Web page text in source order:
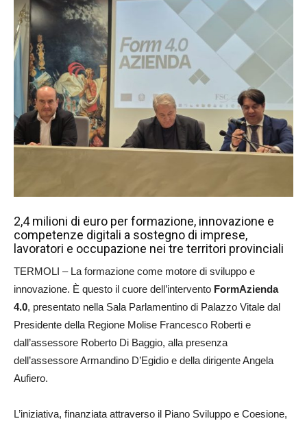
2,4 milioni di euro per formazione, innovazione e
competenze digitali a sostegno di imprese,
lavoratori e occupazione nei tre territori provinciali
TERMOLI – La formazione come motore di sviluppo e
innovazione. È questo il cuore dell’intervento FormAzienda
4.0, presentato nella Sala Parlamentino di Palazzo Vitale dal
Presidente della Regione Molise Francesco Roberti e
dall’assessore Roberto Di Baggio, alla presenza
dell’assessore Armandino D’Egidio e della dirigente Angela
Aufiero.
L’iniziativa, finanziata attraverso il Piano Sviluppo e Coesione,